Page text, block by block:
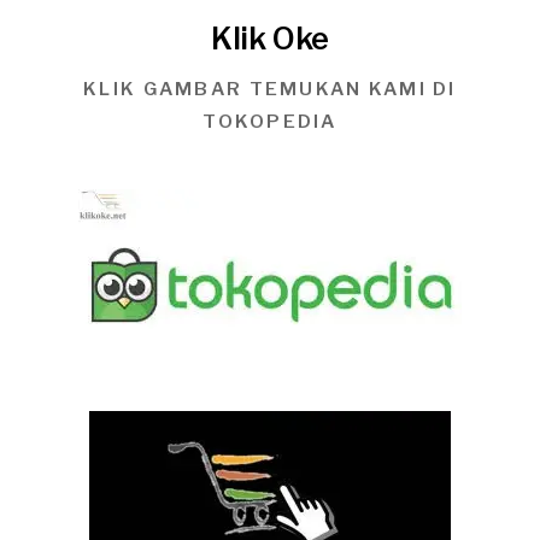
Klik Oke
KLIK GAMBAR TEMUKAN KAMI DI
TOKOPEDIA